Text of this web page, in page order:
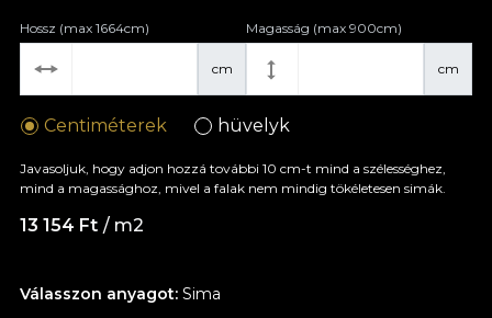
Válasszon anyagot: Sima
cm
Hossz (max 1664cm)
cm
Magasság (max 900cm)
Centiméterek hüvelyk
Javasoljuk, hogy adjon hozzá további 10 cm-t mind a szélességhez,
mind a magassághoz, mivel a falak nem mindig tökéletesen simák.
13 154 Ft / m2